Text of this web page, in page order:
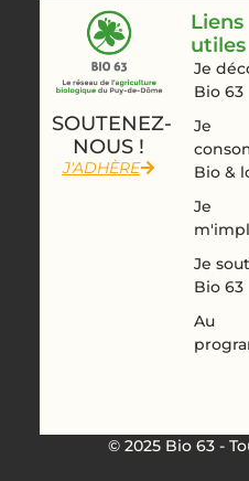
SOUTENEZ-
NOUS !
J'ADHÈRE
Liens
utiles
Je
Bio 63
Je
Bio &
Je
Je
Bio 63
Au
© 2025 Bio 63 -